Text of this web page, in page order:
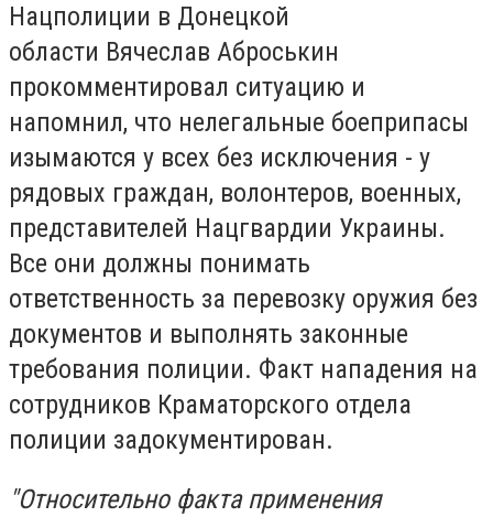
Нацполиции в Донецкой
области Вячеслав Аброськин
прокомментировал ситуацию и
напомнил, что нелегальные боеприпасы
изымаются у всех без исключения - у
рядовых граждан, волонтеров, военных,
представителей Нацгвардии Украины.
Все они должны понимать
ответственность за перевозку оружия без
документов и выполнять законные
требования полиции. Факт нападения на
сотрудников Краматорского отдела
полиции задокументирован.
"Относительно факта применения